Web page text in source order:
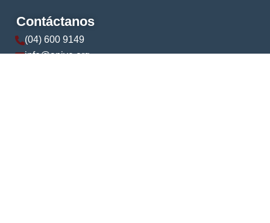
Contáctanos
(04) 600 9149
info@apive.org